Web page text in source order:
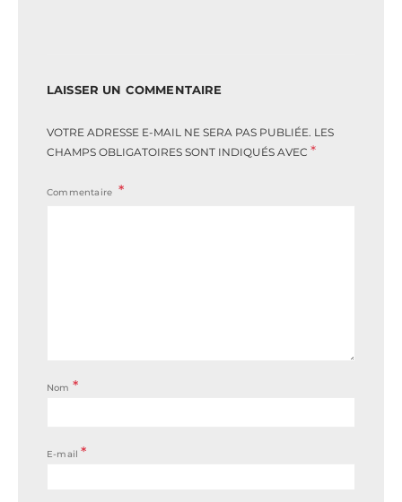
LAISSER UN COMMENTAIRE
VOTRE ADRESSE E-MAIL NE SERA PAS PUBLIÉE. LES
CHAMPS OBLIGATOIRES SONT INDIQUÉS AVEC *
Commentaire
Nom *
E-mail*